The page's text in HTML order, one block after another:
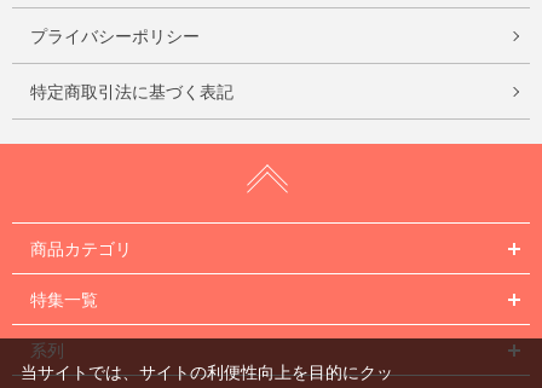
プライバシーポリシー
特定商取引法に基づく表記
商品カテゴリ
特集一覧
系列
当サイトでは、サイトの利便性向上を目的にクッ